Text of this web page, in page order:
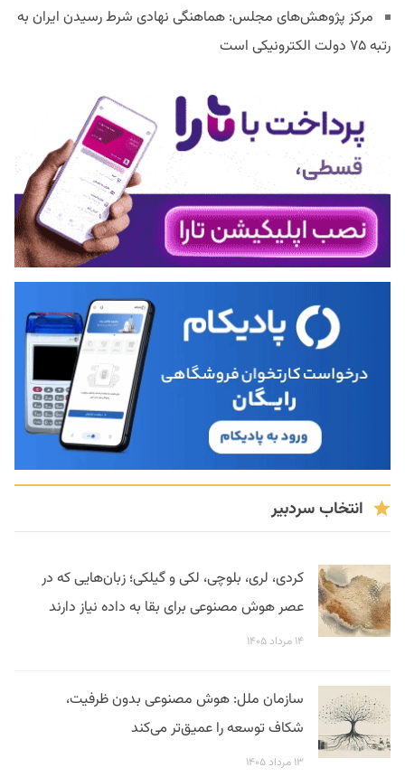
مرکز پژوهش‌های مجلس: هماهنگی نهادی شرط رسیدن ایران به
رتبه ۷۵ دولت الکترونیکی است
انتخاب سردبیر
کردی، لری، بلوچی، لکی و گیلکی؛ زبان‌هایی که در
عصر هوش مصنوعی برای بقا به داده نیاز دارند
۱۴ مرداد ۱۴۰۵
سازمان ملل: هوش مصنوعی بدون ظرفیت،
شکاف توسعه را عمیق‌تر می‌کند
۱۳ مرداد ۱۴۰۵